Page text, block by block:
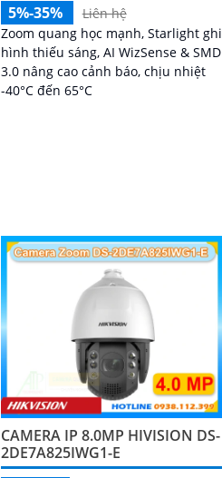
5%-35%
Liên hệ
Zoom quang học mạnh, Starlight ghi
hình thiếu sáng, AI WizSense & SMD
3.0 nâng cao cảnh báo, chịu nhiệt
-40°C đến 65°C
CAMERA IP 8.0MP HIVISION DS-
2DE7A825IWG1-E